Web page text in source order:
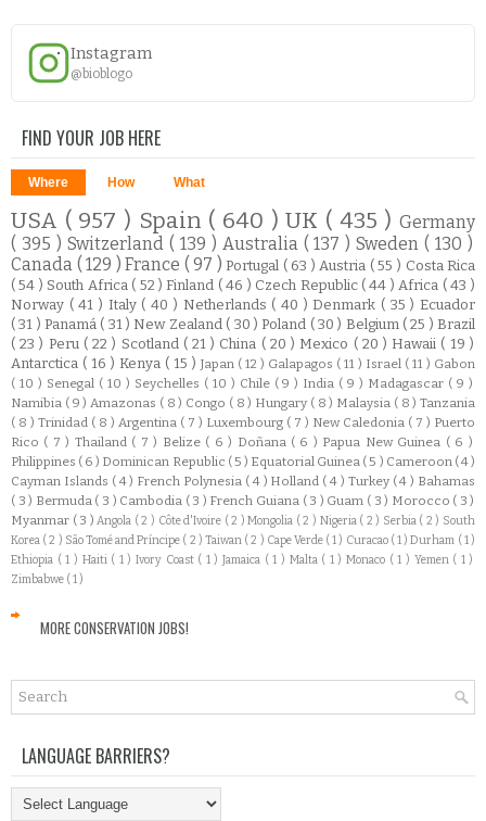
Instagram
@bioblogo
FIND YOUR JOB HERE
Where How What
USA ( 957 ) Spain ( 640 )UK ( 435 )Germany
( 395 ) Switzerland ( 139 ) Australia ( 137 )Sweden( 130 )
Canada ( 129 )France ( 97 )Portugal ( 63 ) Austria ( 55 ) Costa Rica
( 54 ) South Africa ( 52 )Finland ( 46 ) Czech Republic ( 44 ) Africa ( 43 )
Norway ( 41 ) Italy ( 40 ) Netherlands ( 40 )Denmark ( 35 ) Ecuador
( 31 )Panamá ( 31 ) New Zealand ( 30 )Poland ( 30 ) Belgium ( 25 )Brazil
( 23 ) Peru ( 22 ) Scotland ( 21 ) China ( 20 ) Mexico ( 20 )Hawaii ( 19 )
Antarctica ( 16 ) Kenya ( 15 ) Japan ( 12 ) Galapagos ( 11 ) Israel ( 11 ) Gabon
( 10 ) Senegal ( 10 ) Seychelles ( 10 ) Chile ( 9 ) India ( 9 ) Madagascar ( 9 )
Namibia ( 9 ) Amazonas ( 8 ) Congo ( 8 ) Hungary ( 8 ) Malaysia ( 8 ) Tanzania
( 8 ) Trinidad ( 8 ) Argentina ( 7 ) Luxembourg ( 7 ) New Caledonia ( 7 ) Puerto
Rico ( 7 ) Thailand ( 7 ) Belize ( 6 ) Doñana ( 6 ) Papua New Guinea ( 6 )
Philippines ( 6 ) Dominican Republic ( 5 ) Equatorial Guinea ( 5 ) Cameroon ( 4 )
Cayman Islands ( 4 ) French Polynesia ( 4 ) Holland ( 4 ) Turkey ( 4 ) Bahamas
( 3 ) Bermuda ( 3 ) Cambodia ( 3 ) French Guiana ( 3 ) Guam ( 3 ) Morocco ( 3 )
Myanmar ( 3 )Angola ( 2 ) Côte d'Ivoire ( 2 )Mongolia ( 2 ) Nigeria ( 2 ) Serbia ( 2 ) South
Korea ( 2 ) São Tomé and Príncipe ( 2 ) Taiwan ( 2 ) Cape Verde ( 1 ) Curacao ( 1 )Durham ( 1 )
Ethiopia ( 1 ) Haiti ( 1 ) Ivory Coast ( 1 )Jamaica ( 1 ) Malta ( 1 )Monaco ( 1 ) Yemen ( 1 )
Zimbabwe ( 1 )
MORE CONSERVATION JOBS!
LANGUAGE BARRIERS?